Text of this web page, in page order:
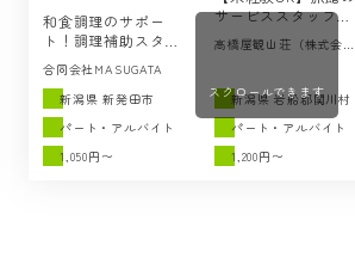
和食調理のサポー
ト！調理補助スタッ
荘（新発田市）
合同会社MASUGATA
新潟県 新発田市
パート・アルバイト
1,050円〜
サービススタッフの
求人 / 高橋屋観山荘
（岩船郡関川村）
高橋屋観山荘（株式会社
新潟県 岩船郡関川村
パート・アルバイト
1,200円〜
スクロールできます